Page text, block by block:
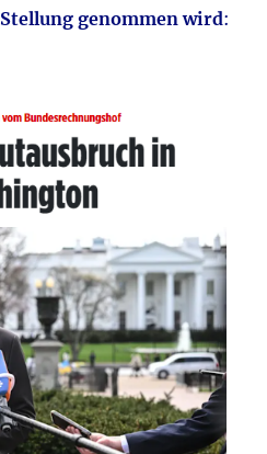
Stellung genommen wird: